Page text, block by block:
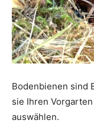
Bodenbienen sind
sie Ihren
auswählen.